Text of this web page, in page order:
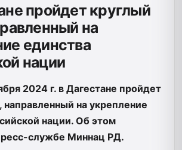
пройдет круглый
на
единства
нации
2024 г. в Дагестане пройдет
направленный на укрепление
нации. Об этом
службе Миннац РД.